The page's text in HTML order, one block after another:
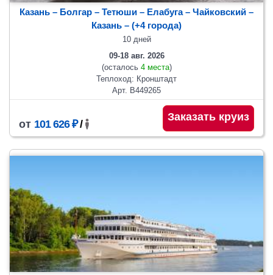
Казань – Болгар – Тетюши – Елабуга – Чайковский –
Казань – (+4 города)
10 дней
09-18 авг. 2026
(осталось 4 места)
Теплоход: Кронштадт
Арт. В449265
от 101 626 ₽/
Заказать круиз